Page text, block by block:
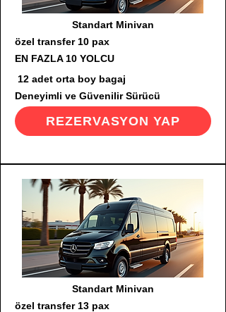
Standart Minivan
özel transfer 10 pax
EN FAZLA 10 YOLCU
12 adet orta boy bagaj
Deneyimli ve Güvenilir Sürücü
REZERVASYON YAP
Standart Minivan
özel transfer 13 pax